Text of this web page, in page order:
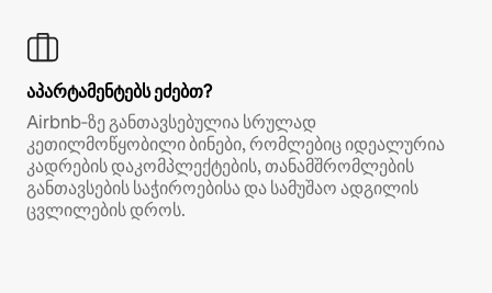
აპარტამენტებს ეძებთ?
Airbnb‑ზე განთავსებულია სრულად
კეთილმოწყობილი ბინები, რომლებიც იდეალურია
კადრების დაკომპლექტების, თანამშრომლების
განთავსების საჭიროებისა და სამუშაო ადგილის
ცვლილების დროს.